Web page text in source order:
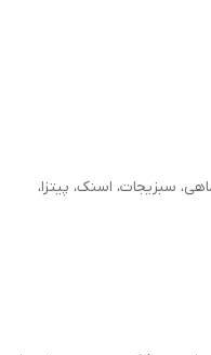
سبزیجات، اسنک، پیتزا،